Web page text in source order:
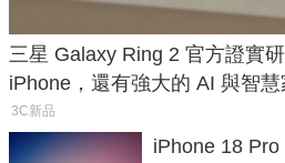
三星 Galaxy Ring 2 官方證實
iPhone，還有強大的 AI 與智
3C新品
iPhone 18